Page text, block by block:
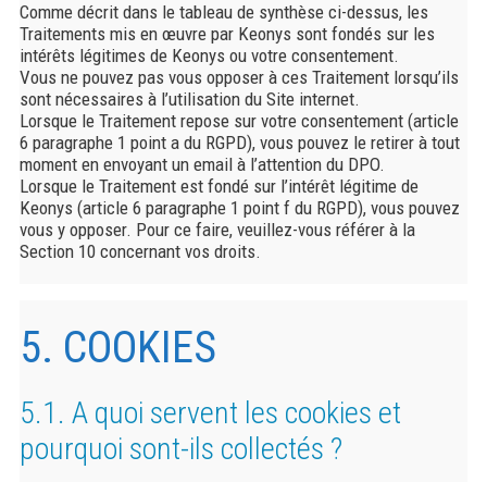
Comme décrit dans le tableau de synthèse ci-dessus, les
Traitements mis en œuvre par Keonys sont fondés sur les
intérêts légitimes de Keonys ou votre consentement.
Vous ne pouvez pas vous opposer à ces Traitement lorsqu’ils
sont nécessaires à l’utilisation du Site internet.
Lorsque le Traitement repose sur votre consentement (article
6 paragraphe 1 point a du RGPD), vous pouvez le retirer à tout
moment en envoyant un email à l’attention du DPO.
Lorsque le Traitement est fondé sur l’intérêt légitime de
Keonys (article 6 paragraphe 1 point f du RGPD), vous pouvez
vous y opposer. Pour ce faire, veuillez-vous référer à la
Section 10 concernant vos droits.
5. COOKIES
5.1. A quoi servent les cookies et
pourquoi sont-ils collectés ?